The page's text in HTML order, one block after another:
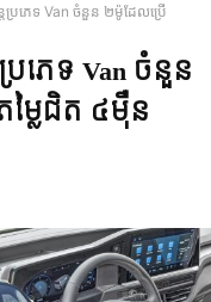
រភេទ Van ចំនួន ២ម៉ូដែលប្រើ
រភេទ Van ចំនួន
លៃជិត ៤មុឺន